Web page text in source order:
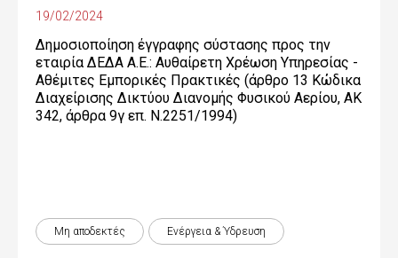
19/02/2024
Δημοσιοποίηση έγγραφης σύστασης προς την
εταιρία ΔΕΔΑ Α.Ε.: Αυθαίρετη Χρέωση Υπηρεσίας -
Αθέμιτες Εμπορικές Πρακτικές (άρθρο 13 Κώδικα
Διαχείρισης Δικτύου Διανομής Φυσικού Αερίου, ΑΚ
342, άρθρα 9γ επ. Ν.2251/1994)
Μη αποδεκτές Ενέργεια & Ύδρευση